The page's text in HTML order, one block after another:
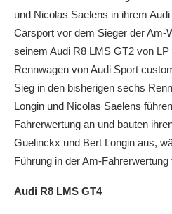
und Nicolas Saelens in ihrem
Carsport vor dem Sieger der Am-
seinem Audi R8 LMS GT2 von
Rennwagen von Audi Sport
Sieg in den bisherigen sechs
Longin und Nicolas Saelens
Fahrerwertung an und bauten
Guelinckx und Bert Longin aus,
Führung in der Am-Fahrerwertung
Audi R8 LMS GT4